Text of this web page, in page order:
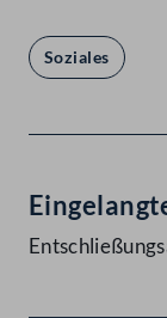
Soziales